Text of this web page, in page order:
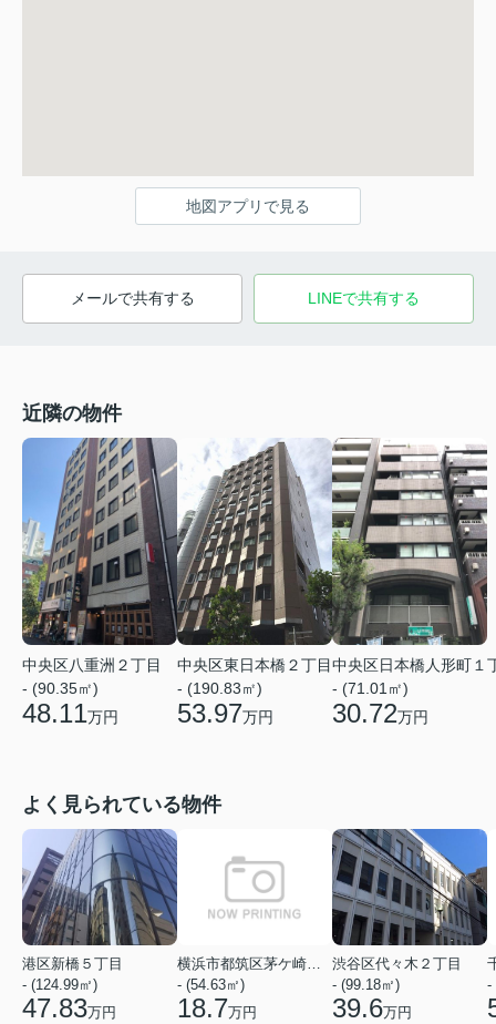
地図アプリで見る
メールで共有する LINEで共有する
近隣の物件
中央区八重洲２丁目
- (90.35㎡)
48.11万円
中央区東日本橋２丁目
- (190.83㎡)
53.97万円
中央区日本橋人形町１
- (71.01㎡)
30.72万円
よく見られている物件
港区新橋５丁目
- (124.99㎡)
47.83万円
- (54.63㎡)
18.7万円
渋谷区代々木２丁目
- (99.18㎡)
39.6万円
-